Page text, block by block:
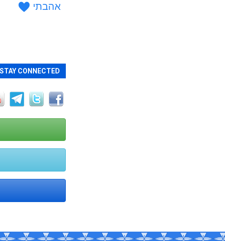
אהבתי
STAY CONNECTED